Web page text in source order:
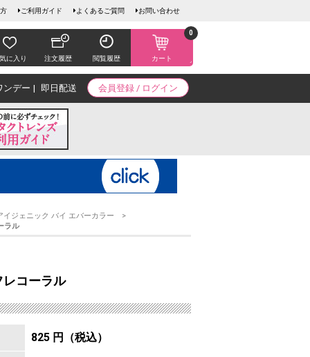
ご利用ガイド よくあるご質問 お問い合わせ
に入り 注文履歴 閲覧履歴 カート
0
会員登録 / ログイン
ンデー 即日配送
イジェニック バイ エバーカラー
ラル
レコーラル
825 円（税込）